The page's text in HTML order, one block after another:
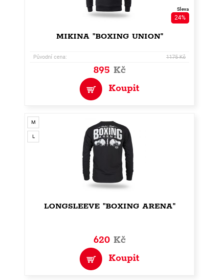
Sleva
24%
MIKINA "BOXING UNION"
Původní cena: 1175 Kč
895 Kč
Koupit
M
L
LONGSLEEVE "BOXING ARENA"
620 Kč
Koupit